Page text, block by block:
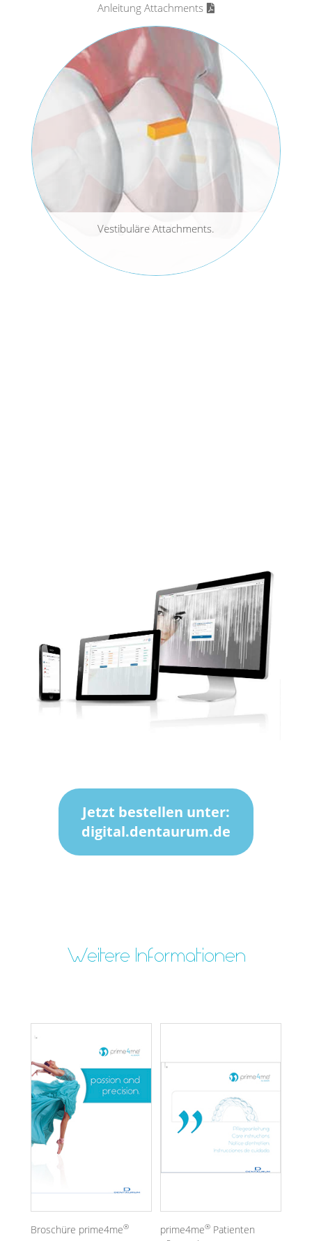
Anleitung Attachments
Vestibuläre Attachments.
Linguale Attachments.
Jetzt bestellen unter:
digital.dentaurum.de
Weitere Informationen
Broschüre prime4me® prime4me®Patienten